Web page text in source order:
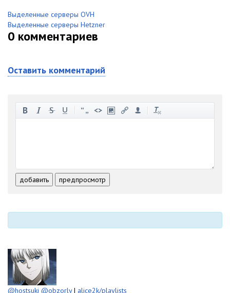
Выделенные серверы OVH
Выделенные серверы Hetzner
0 комментариев
Оставить комментарий
-
-
-
добавить предпросмотр
@hostsuki @obzorly| alice2k/playlists